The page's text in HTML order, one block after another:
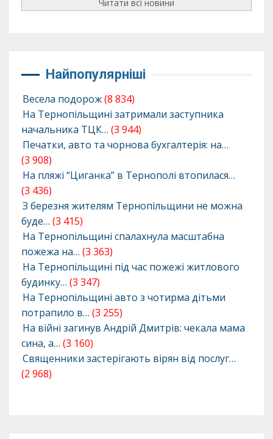
Читати всі новини
Найпопулярніші
Весела подорож(8 834)
На Тернопільщині затримали заступника
начальника ТЦК… (3 944)
Печатки, авто та чорнова бухгалтерія: на…
(3 908)
На пляжі “Циганка” в Тернополі втопилася…
(3 436)
З березня жителям Тернопільщини не можна
буде… (3 415)
На Тернопільщині спалахнула масштабна
пожежа на… (3 363)
На Тернопільщині під час пожежі житлового
будинку… (3 347)
На Тернопільщині авто з чотирма дітьми
потрапило в… (3 255)
На війні загинув Андрій Дмитрів: чекала мама
сина, а… (3 160)
Священники застерігають вірян від послуг…
(2 968)